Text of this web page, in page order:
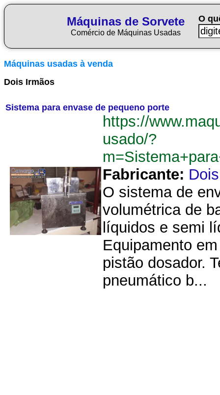
Máquinas de Sorvete
Comércio de Máquinas Usadas
O
Máquinas usadas à venda
Dois Irmãos
Sistema para envase de pequeno porte
https://
usado/?
Fabricante:
O sistema de
volumétrica de
líquidos e semi
Equipamento
pistão dosador.
pneumático b...